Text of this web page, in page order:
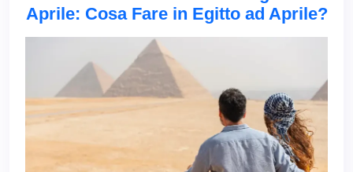
Aprile: Cosa Fare in Egitto ad Aprile?